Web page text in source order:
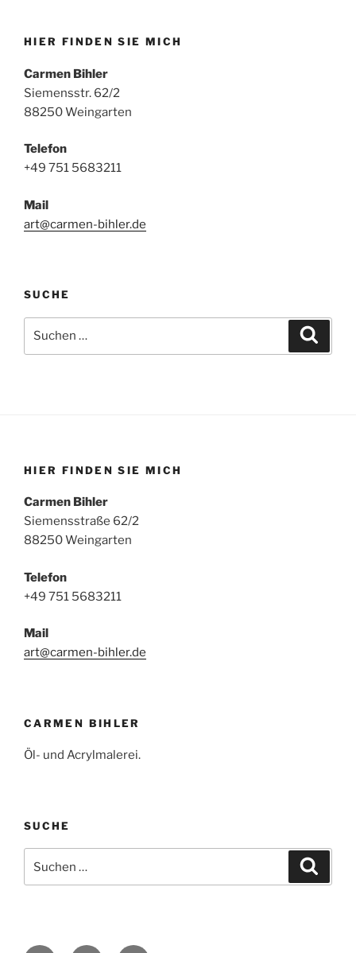
HIER FINDEN SIE MICH
Carmen Bihler
Siemensstr. 62/2
88250 Weingarten
Telefon
+49 751 5683211
Mail
art@carmen-bihler.de
SUCHE
nach:
HIER FINDEN SIE MICH
Carmen Bihler
Siemensstraße 62/2
88250 Weingarten
Telefon
+49 751 5683211
Mail
art@carmen-bihler.de
CARMEN BIHLER
Öl- und Acrylmalerei.
SUCHE
nach: